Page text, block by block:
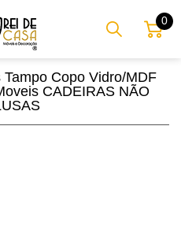
0
Copo Vidro/MDF
CADEIRAS NÃO